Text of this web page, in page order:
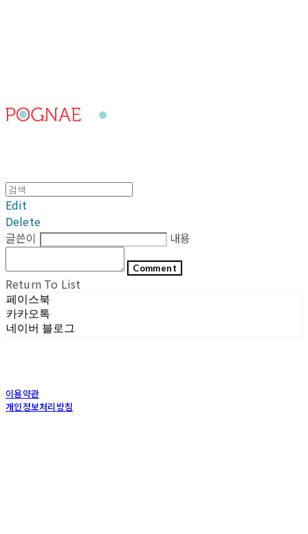
Edit
Delete
글쓴이
내용
Comment
Return To List
페이스북
카카오톡
네이버 블로그
이용약관
개인정보처리방침